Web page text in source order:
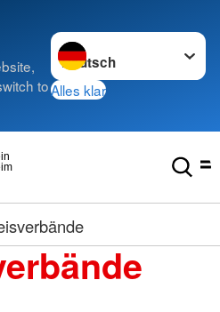
to
Sprache wechseln zu
Alles klar